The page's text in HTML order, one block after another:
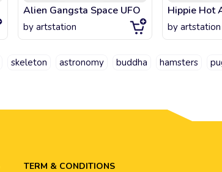
Alien Gangstа Space UFO
by artstation
Hippie Hot
by artstation
skeleton astronomy buddha hamsters
TERM & CONDITIONS